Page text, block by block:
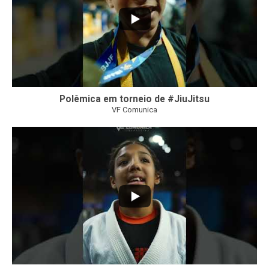
Polêmica em torneio de #JiuJitsu
VF Comunica